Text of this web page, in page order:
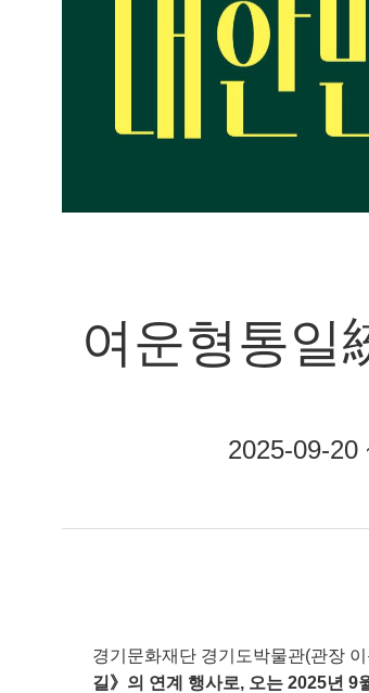
여운형통일
2025-09-
경기문화재단 경기도박물관(관장
길》의 연계 행사로, 오는 2025년